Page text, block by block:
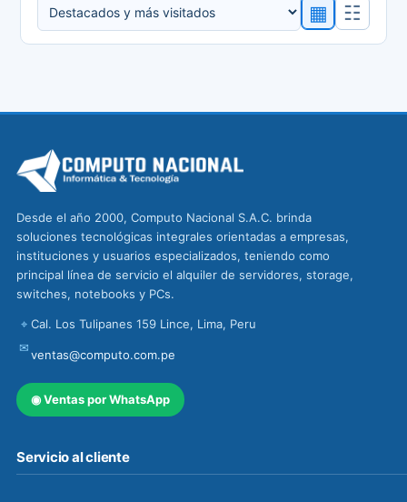
▦ ☷
Desde el año 2000, Computo Nacional S.A.C. brinda
soluciones tecnológicas integrales orientadas a empresas,
instituciones y usuarios especializados, teniendo como
principal línea de servicio el alquiler de servidores, storage,
switches, notebooks y PCs.
⌖ Cal. Los Tulipanes 159 Lince, Lima, Peru
✉ventas@computo.com.pe
◉Ventas por WhatsApp
Servicio al cliente